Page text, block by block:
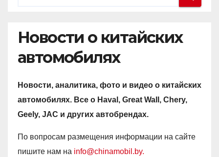
Новости о китайских
автомобилях
Новости, аналитика, фото и видео о китайских
автомобилях. Все о Haval, Great Wall, Chery,
Geely, JAC и других автобрендах.
По вопросам размещения информации на сайте
пишите нам на info@chinamobil.by.